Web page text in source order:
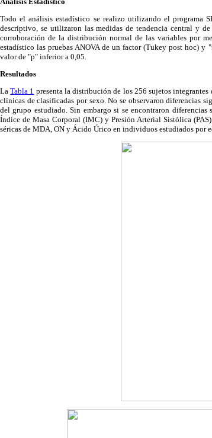
Todo el análisis estadístico se realizo utilizando el programa
descriptivo, se utilizaron las medidas de tendencia central y
corroboración de la distribución normal de las variables por
estadístico las pruebas ANOVA de un factor (Tukey post hoc) y
valor de "p" inferior a 0,05.
Resultados
LaTabla 1 presenta la distribución de los 256 sujetos integrantes
clínicas de clasificadas por sexo. No se observaron diferencias
del grupo estudiado. Sin embargo si se encontraron
Índice de Masa Corporal (IMC) y Presión Arterial Sistólica
séricas de MDA, ON y Ácido Úrico en individuos estudiados por